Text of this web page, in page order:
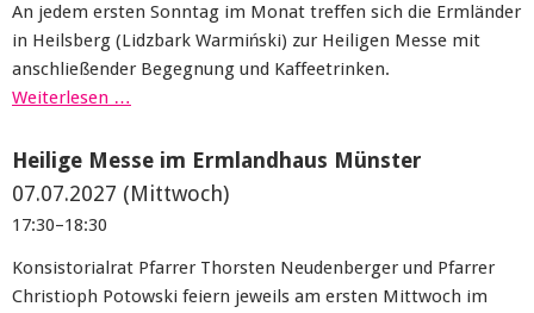
An jedem ersten Sonntag im Monat treffen sich die Ermländer
in Heilsberg (Lidzbark Warmiński) zur Heiligen Messe mit
anschließender Begegnung und Kaffeetrinken.
Weiterlesen …
Heilige Messe im Ermlandhaus Münster
07.07.2027 (Mittwoch)
17:30–18:30
Konsistorialrat Pfarrer Thorsten Neudenberger und Pfarrer
Christioph Potowski feiern jeweils am ersten Mittwoch im